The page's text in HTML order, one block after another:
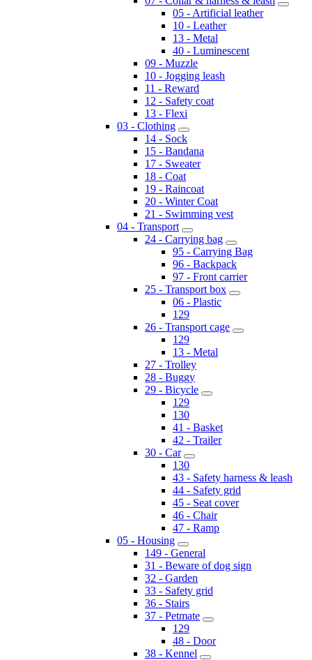
05 - Artificial leather
10 - Leather
13 - Metal
40 - Luminescent
09 - Muzzle
10 - Jogging leash
11 - Reward
12 - Safety coat
13 - Flexi
03 - Clothing
14 - Sock
15 - Bandana
17 - Sweater
18 - Coat
19 - Raincoat
20 - Winter Coat
21 - Swimming vest
04 - Transport
24 - Carrying bag
95 - Carrying Bag
96 - Backpack
97 - Front carrier
25 - Transport box
06 - Plastic
129
26 - Transport cage
129
13 - Metal
27 - Trolley
28 - Buggy
29 - Bicycle
129
130
41 - Basket
42 - Trailer
30 - Car
130
43 - Safety harness & leash
44 - Safety grid
45 - Seat cover
46 - Chair
47 - Ramp
05 - Housing
149 - General
31 - Beware of dog sign
32 - Garden
33 - Safety grid
36 - Stairs
37 - Petmate
129
48 - Door
38 - Kennel